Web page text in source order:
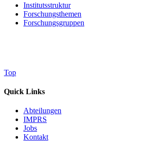
Institutsstruktur
Forschungsthemen
Forschungsgruppen
Top
Quick Links
Abteilungen
IMPRS
Jobs
Kontakt